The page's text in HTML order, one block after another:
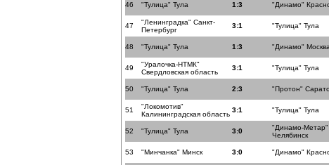
46 "Тулица" Тула 1:3 "Динамо"
47
"Ленинградка" Санкт-
Петербург
3:1 "Тулица" Тула
48 "Тулица" Тула 1:3 "Динамо" Москва
49
"Уралочка-НТМК"
Свердловская область
3:1 "Тулица" Тула
50 "Тулица" Тула 2:3 "Протон"
51
"Локомотив"
Калининградская область
3:1 "Тулица" Тула
52 "Тулица" Тула 3:0
"Динамо-Метар"
Челябинск
53 "Минчанка" Минск 3:0 "Динамо"